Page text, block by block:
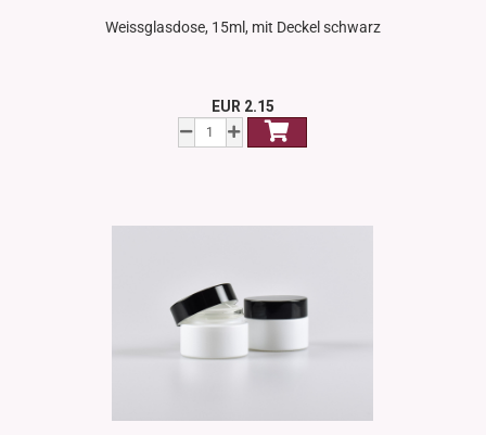
Weissglasdose, 15ml, mit Deckel schwarz
EUR 2.15